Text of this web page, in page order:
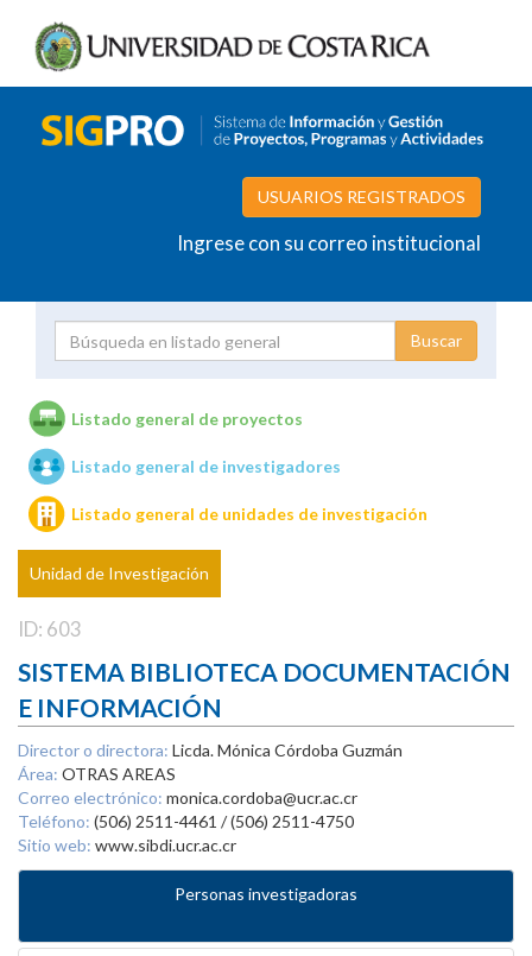
USUARIOS REGISTRADOS
Ingrese con su correo institucional
Unidades de investigación
Listado general de proyectos
Listado general de investigadores
Listado general de unidades de investigación
Unidad de Investigación
ID: 603
SISTEMA BIBLIOTECA DOCUMENTACIÓN
E INFORMACIÓN
Director o directora: Licda. Mónica Córdoba Guzmán
Área: OTRAS AREAS
Correo electrónico: monica.cordoba@ucr.ac.cr
Teléfono: (506) 2511-4461 / (506) 2511-4750
Sitio web: www.sibdi.ucr.ac.cr
Personas investigadoras